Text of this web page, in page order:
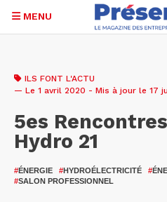
contenu
MENU
ILS FONT L'ACTU
— Le 1 avril 2020 - Mis à jour le 17
5es
Hydro 21
#ÉNERGIE #HYDROÉLECTRICITÉ #
#SALON PROFESSIONNEL